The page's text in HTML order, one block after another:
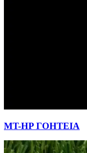
MT-HP ΓΟΗΤΕΙΑ